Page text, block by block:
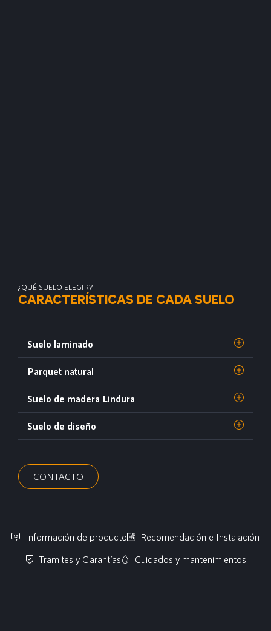
¿QUÉ SUELO ELEGIR?
CARACTERÍSTICAS DE CADA SUELO
Suelo laminado
Parquet natural
Suelo de madera Lindura
Suelo de diseño
CONTACTO
Información de producto
Recomendación e Instalación
Tramites y Garantías
Cuidados y mantenimientos